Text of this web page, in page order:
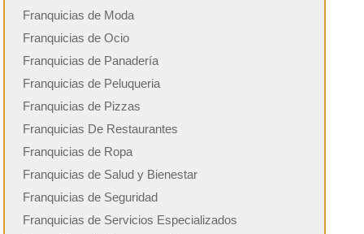
Franquicias de Moda
Franquicias de Ocio
Franquicias de Panadería
Franquicias de Peluqueria
Franquicias de Pizzas
Franquicias De Restaurantes
Franquicias de Ropa
Franquicias de Salud y Bienestar
Franquicias de Seguridad
Franquicias de Servicios Especializados